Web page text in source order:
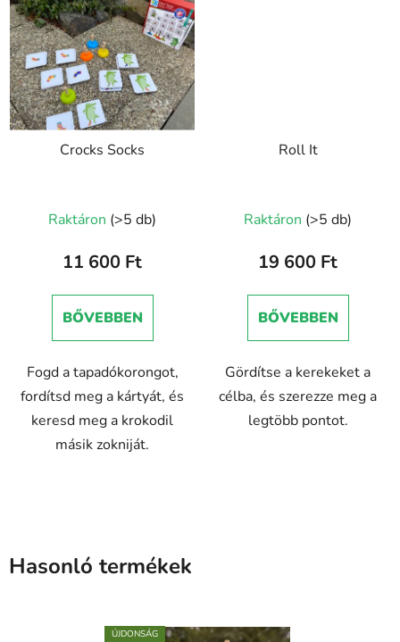
Crocks Socks
Raktáron (>5 db)
11 600 Ft
BŐVEBBEN
Fogd a tapadókorongot,
fordítsd meg a kártyát, és
keresd meg a krokodil
másik zokniját.
Roll It
Raktáron (>5 db)
19 600 Ft
BŐVEBBEN
Gördítse a kerekeket a
célba, és szerezze meg a
legtöbb pontot.
Hasonló termékek
ÚJDONSÁG